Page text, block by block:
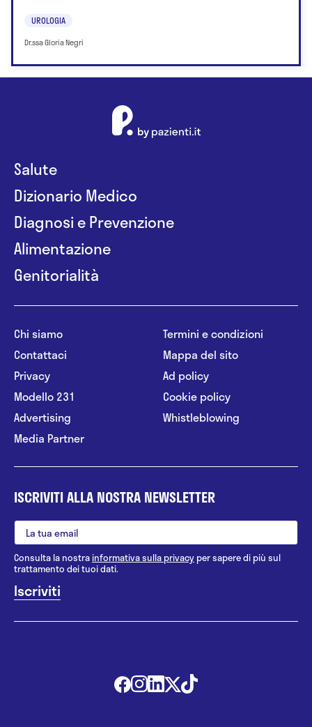
UROLOGIA
Dr.ssa Gloria Negri
Salute
Dizionario Medico
Diagnosi e Prevenzione
Alimentazione
Genitorialità
Chi siamo
Contattaci
Privacy
Modello 231
Advertising
Media Partner
Termini e condizioni
Mappa del sito
Ad policy
Cookie policy
Whistleblowing
ISCRIVITI ALLA NOSTRA NEWSLETTER
Consulta la nostrainformativa sulla privacy per sapere di più sul
trattamento dei tuoi dati.